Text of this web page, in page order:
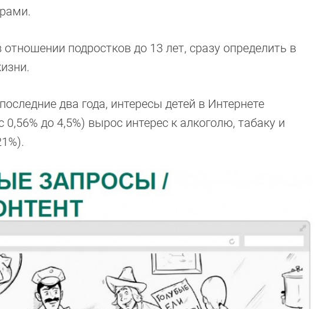
подростков до 13 лет, сразу определить в
два года, интересы детей в Интернете
до 4,5%) вырос интерес к алкоголю, табаку и